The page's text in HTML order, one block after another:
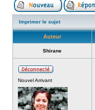
Imprimer le sujet
Auteur
Shirane
Nouvel Arrivant